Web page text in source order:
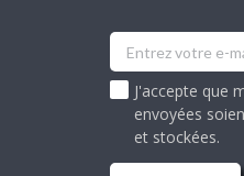
J'accepte que
envoyées
et stockées.